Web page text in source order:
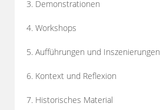
3. Demonstrationen
4. Workshops
5. Aufführungen und Inszenierungen
6. Kontext und Reflexion
7. Historisches Material